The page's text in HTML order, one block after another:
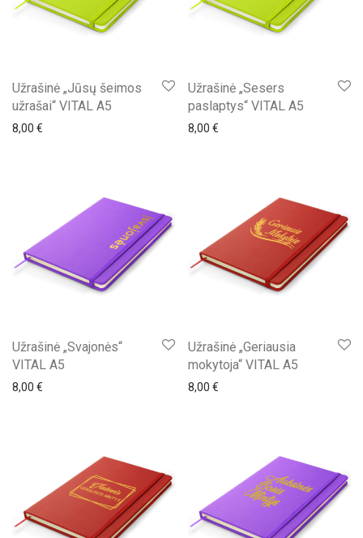
Užrašinė „Jūsų šeimos
užrašai“ VITAL A5
8,00 €
Užrašinė „Sesers
paslaptys“ VITAL A5
8,00 €
Užrašinė „Svajonės“
VITAL A5
8,00 €
Užrašinė „Geriausia
mokytoja“ VITAL A5
8,00 €